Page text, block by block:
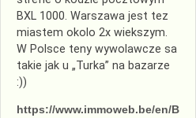
BXL 1000. Warszawa jest tez
miastem okolo 2x wiekszym.
W Polsce teny wywolawcze sa
takie jak u „Turka” na bazarze
:))
https://www.immoweb.be/en/B